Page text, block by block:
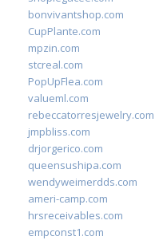
bonvivantshop.com
CupPlante.com
mpzin.com
stcreal.com
PopUpFlea.com
valueml.com
rebeccatorresjewelry.com
jmpbliss.com
drjorgerico.com
queensushipa.com
wendyweimerdds.com
ameri-camp.com
hrsreceivables.com
empconst1.com